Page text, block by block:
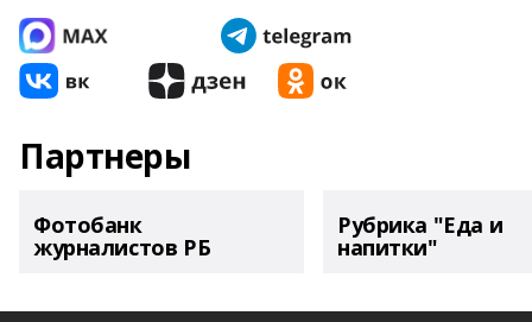
Партнеры
Фотобанк
журналистов РБ
Рубрика "Еда и
напитки"